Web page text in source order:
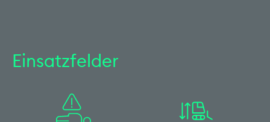
Einsatzfelder